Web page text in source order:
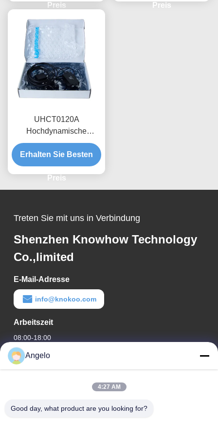
Spulenprobe
Preis
Anpassung der
Preis
UHCT0120A
Hochdynamische
Stromsonde 0,12 kA
Spitzenleistung 70%/ms
Dämpfung,
Interferenzschutz
Erhalten Sie Besten
Preis
Treten Sie mit uns in Verbindung
Shenzhen Knowhow Technology
Co.,limited
E-Mail-Adresse
info@knokoo.com
Arbeitszeit
08:00-18:00
Unsere Adresse
Zimmer 1508, Taojing Business Building, Minbao Road,
Guangdong
Angelo
4:27 AM
Good day, what product are you looking for?